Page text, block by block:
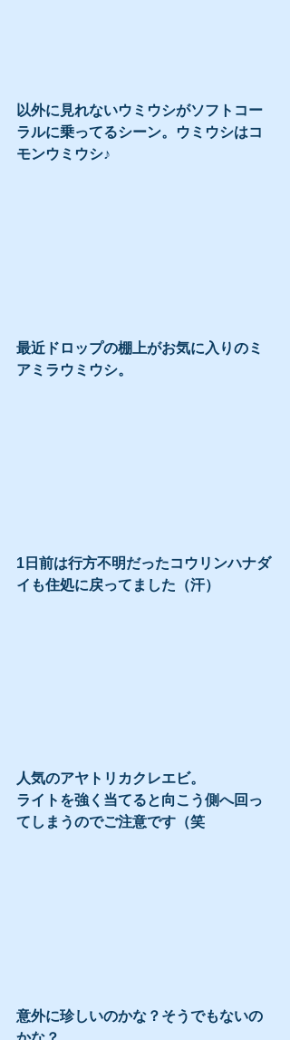
以外に見れないウミウシがソフトコー
ラルに乗ってるシーン。ウミウシはコ
モンウミウシ♪
最近ドロップの棚上がお気に入りのミ
アミラウミウシ。
1日前は行方不明だったコウリンハナダ
イも住処に戻ってました（汗）
人気のアヤトリカクレエビ。
ライトを強く当てると向こう側へ回っ
てしまうのでご注意です（笑
意外に珍しいのかな？そうでもないの